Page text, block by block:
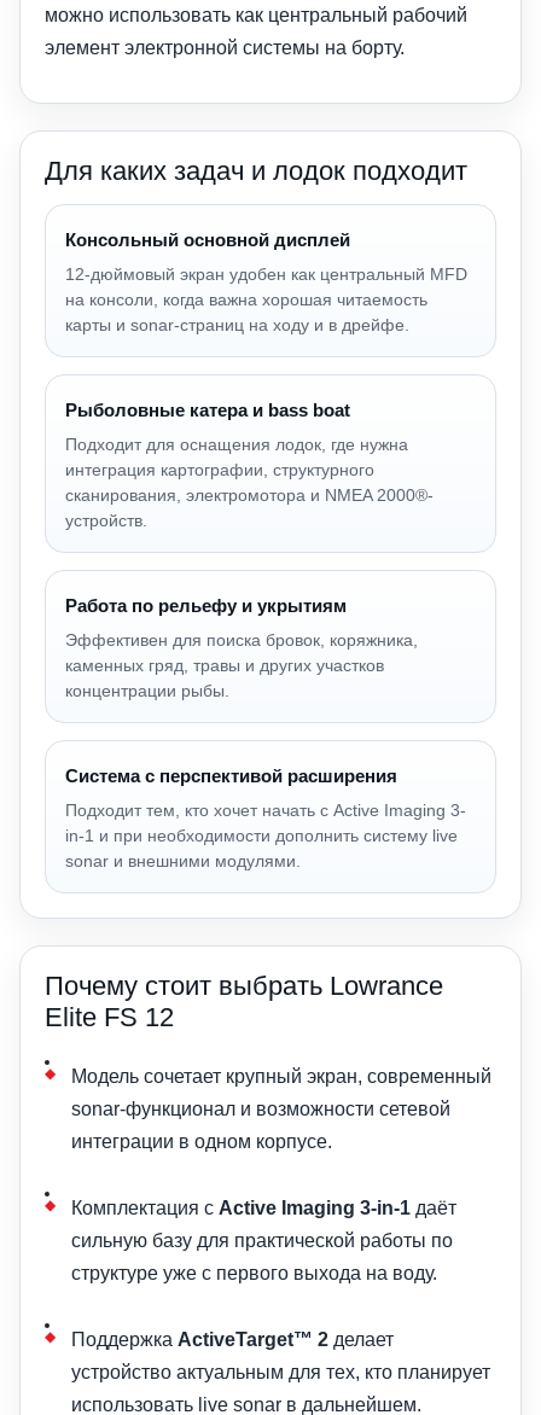
можно использовать как центральный рабочий
элемент электронной системы на борту.
Для каких задач и лодок подходит
Консольный основной дисплей
12-дюймовый экран удобен как центральный MFD
на консоли, когда важна хорошая читаемость
карты и sonar-страниц на ходу и в дрейфе.
Рыболовные катера и bass boat
Подходит для оснащения лодок, где нужна
интеграция картографии, структурного
сканирования, электромотора и NMEA 2000®-
устройств.
Работа по рельефу и укрытиям
Эффективен для поиска бровок, коряжника,
каменных гряд, травы и других участков
концентрации рыбы.
Система с перспективой расширения
Подходит тем, кто хочет начать с Active Imaging 3-
in-1 и при необходимости дополнить систему live
sonar и внешними модулями.
Почему стоит выбрать Lowrance
Elite FS 12
Модель сочетает крупный экран, современный
sonar-функционал и возможности сетевой
интеграции в одном корпусе.
Комплектация с Active Imaging 3-in-1 даёт
сильную базу для практической работы по
структуре уже с первого выхода на воду.
Поддержка ActiveTarget™ 2 делает
устройство актуальным для тех, кто планирует
использовать live sonar в дальнейшем.